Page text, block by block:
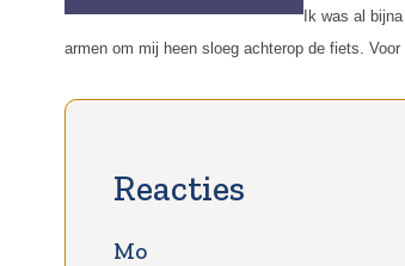
Ik was al
armen om mij heen sloeg achterop de fiets.
Mo